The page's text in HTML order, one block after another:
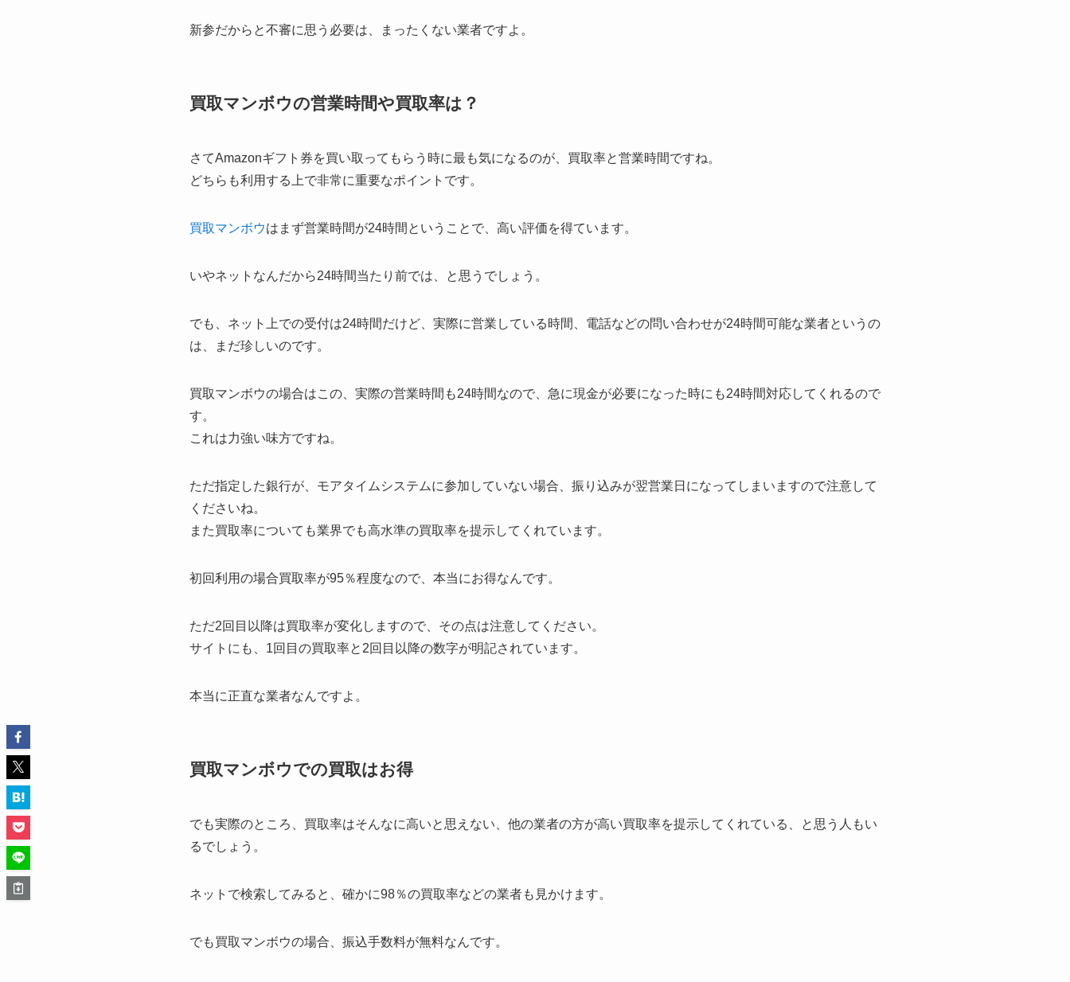
新参だからと不審に思う必要は、まったくない業者ですよ。
買取マンボウの営業時間や買取率は？
さてAmazonギフト券を買い取ってもらう時に最も気になるのが、買取率と営業時間ですね。
どちらも利用する上で非常に重要なポイントです。
買取マンボウはまず営業時間が24時間ということで、高い評価を得ています。
いやネットなんだから24時間当たり前では、と思うでしょう。
でも、ネット上での受付は24時間だけど、実際に営業している時間、電話などの問い合わせが24時間可能な業者というの
は、まだ珍しいのです。
買取マンボウの場合はこの、実際の営業時間も24時間なので、急に現金が必要になった時にも24時間対応してくれるので
す。
これは力強い味方ですね。
ただ指定した銀行が、モアタイムシステムに参加していない場合、振り込みが翌営業日になってしまいますので注意して
くださいね。
また買取率についても業界でも高水準の買取率を提示してくれています。
初回利用の場合買取率が95％程度なので、本当にお得なんです。
ただ2回目以降は買取率が変化しますので、その点は注意してください。
サイトにも、1回目の買取率と2回目以降の数字が明記されています。
本当に正直な業者なんですよ。
買取マンボウでの買取はお得
でも実際のところ、買取率はそんなに高いと思えない、他の業者の方が高い買取率を提示してくれている、と思う人もい
るでしょう。
ネットで検索してみると、確かに98％の買取率などの業者も見かけます。
でも買取マンボウの場合、振込手数料が無料なんです。